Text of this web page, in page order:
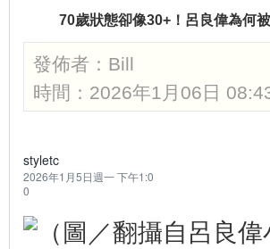
70歲狀態卻像30+！呂良偉為何
發佈者： Bill
時間：2026年1月06日
styletc
2026年1月5日週一 下午1:0
0